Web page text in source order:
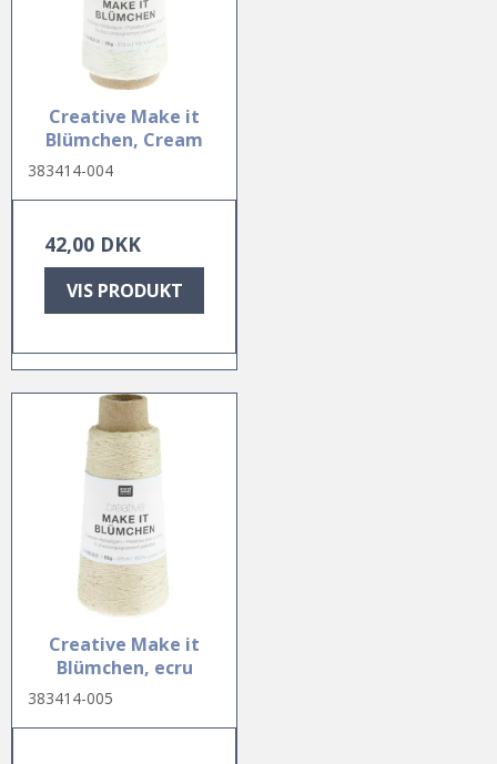
Creative Make it
Blümchen, Cream
383414-004
42,00 DKK
VIS PRODUKT
Creative Make it
Blümchen, ecru
383414-005